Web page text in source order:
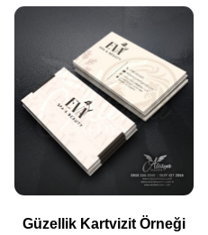
Güzellik Kartvizit Örneği